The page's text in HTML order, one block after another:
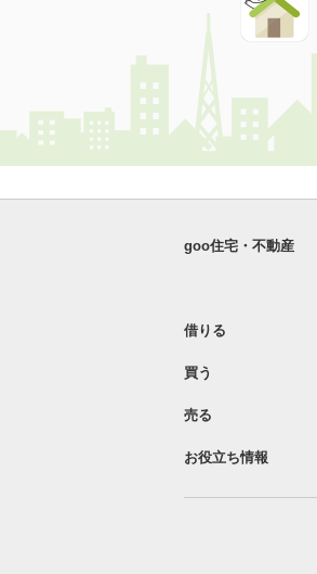
goo住宅・不動産
借りる
買う
売る
お役立ち情報